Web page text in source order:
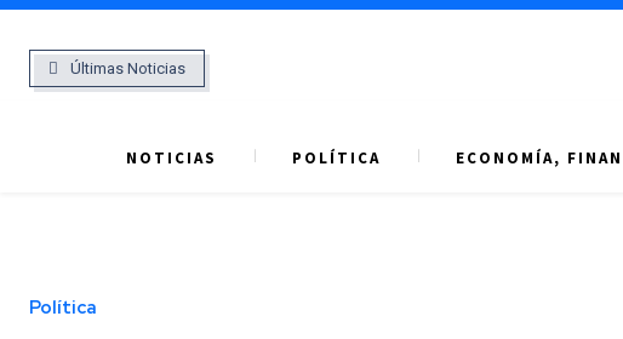
Últimas Noticias
NOTICIAS POLÍTICA ECONOMÍA,
Política